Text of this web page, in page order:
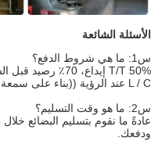
الأسئلة الشائعة
س1: ما هي شروط الدفع؟
T/T 50% إيداع، 70٪ رصيد قبل الشحن.
L / C عند الرؤية ((بناء على سمعة البنك الافتتاحي)
س2: ما هو وقت التسليم؟
ودفعك.